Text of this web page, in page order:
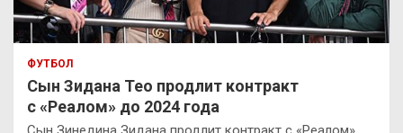
ФУТБОЛ
Сын Зидана Тео продлит контракт
с «Реалом» до 2024 года